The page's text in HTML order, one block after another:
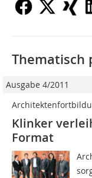
Thematisch
Ausgabe 4/2011
Klinker
Format